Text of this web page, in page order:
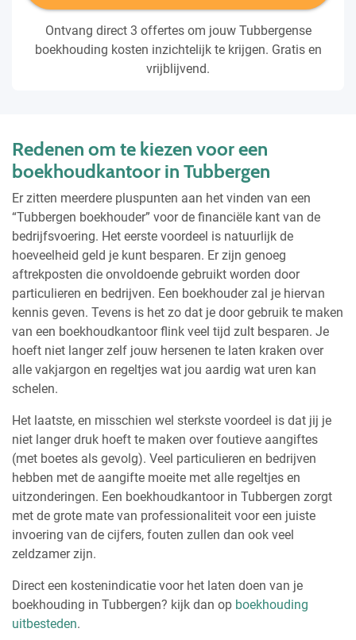
Ontvang direct 3 offertes om jouw Tubbergense
boekhouding kosten inzichtelijk te krijgen. Gratis en
vrijblijvend.
Redenen om te kiezen voor een
boekhoudkantoor in Tubbergen
Er zitten meerdere pluspunten aan het vinden van een
“Tubbergen boekhouder” voor de financiële kant van de
bedrijfsvoering. Het eerste voordeel is natuurlijk de
hoeveelheid geld je kunt besparen. Er zijn genoeg
aftrekposten die onvoldoende gebruikt worden door
particulieren en bedrijven. Een boekhouder zal je hiervan
kennis geven. Tevens is het zo dat je door gebruik te maken
van een boekhoudkantoor flink veel tijd zult besparen. Je
hoeft niet langer zelf jouw hersenen te laten kraken over
alle vakjargon en regeltjes wat jou aardig wat uren kan
schelen.
Het laatste, en misschien wel sterkste voordeel is dat jij je
niet langer druk hoeft te maken over foutieve aangiftes
(met boetes als gevolg). Veel particulieren en bedrijven
hebben met de aangifte moeite met alle regeltjes en
uitzonderingen. Een boekhoudkantoor in Tubbergen zorgt
met de grote mate van professionaliteit voor een juiste
invoering van de cijfers, fouten zullen dan ook veel
zeldzamer zijn.
Direct een kostenindicatie voor het laten doen van je
boekhouding in Tubbergen? kijk dan op boekhouding
uitbesteden.